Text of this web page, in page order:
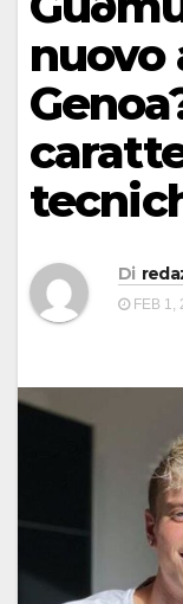
nuovo
Di
FEB 1,